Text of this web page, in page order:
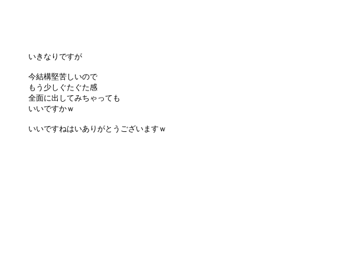
いきなりですが
今結構堅苦しいので
もう少しぐたぐた感
全面に出してみちゃっても
いいですかｗ
いいですねはいありがとうございますｗ